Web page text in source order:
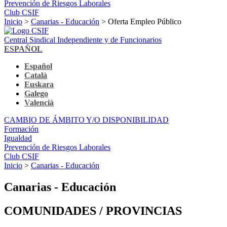
Prevención de Riesgos Laborales
Club CSIF
Inicio > Canarias - Educación > Oferta Empleo Público
Central Sindical Independiente y de Funcionarios
ESPAÑOL
Español
Català
Euskara
Galego
Valencià
CAMBIO DE ÁMBITO Y/O DISPONIBILIDAD
Formación
Igualdad
Prevención de Riesgos Laborales
Club CSIF
Inicio > Canarias - Educación
Canarias - Educación
COMUNIDADES / PROVINCIAS